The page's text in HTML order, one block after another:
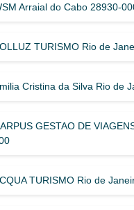
Arraial do Cabo 28930-
TURISMO Rio de
Cristina da Silva Rio de
GESTAO DE
TURISMO Rio de